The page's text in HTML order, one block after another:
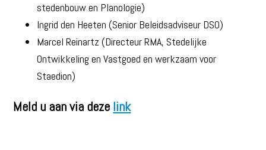
stedenbouw en Planologie)
Ingrid den Heeten (Senior Beleidsadviseur DSO)
Marcel Reinartz (Directeur RMA, Stedelijke
Ontwikkeling en Vastgoed en werkzaam voor
Staedion)
Meld u aan via deze link